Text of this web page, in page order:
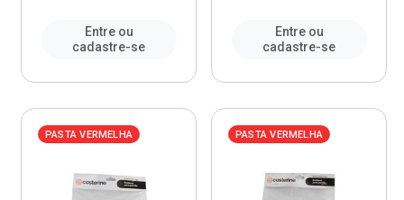
Entre ou
cadastre-se
Entre ou
cadastre-se
PASTA VERMELHA PASTA VERMELHA